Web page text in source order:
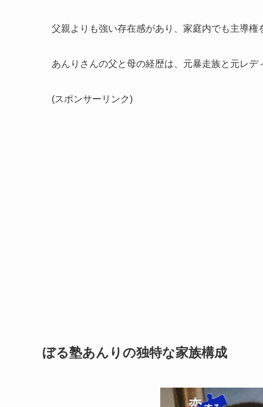
父親よりも強い存在感があり、家庭内でも主導権
あんりさんの父と母の経歴は、元暴走族と元レ
(スポンサーリンク)
ぼる塾あんりの独特な家族構成